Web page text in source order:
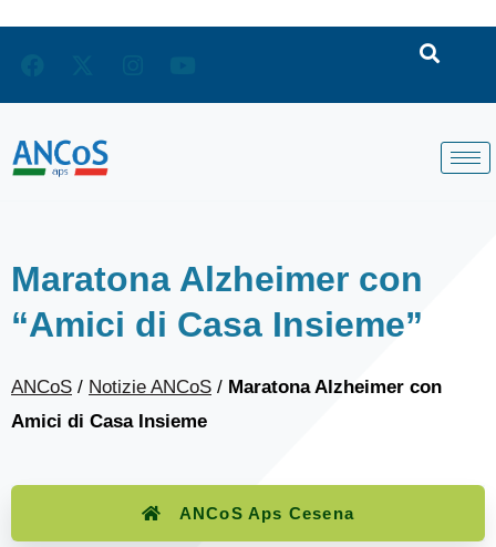
Maratona Alzheimer con
“Amici di Casa Insieme”
ANCoS / Notizie ANCoS / Maratona Alzheimer con
Amici di Casa Insieme
ANCoS Aps Cesena